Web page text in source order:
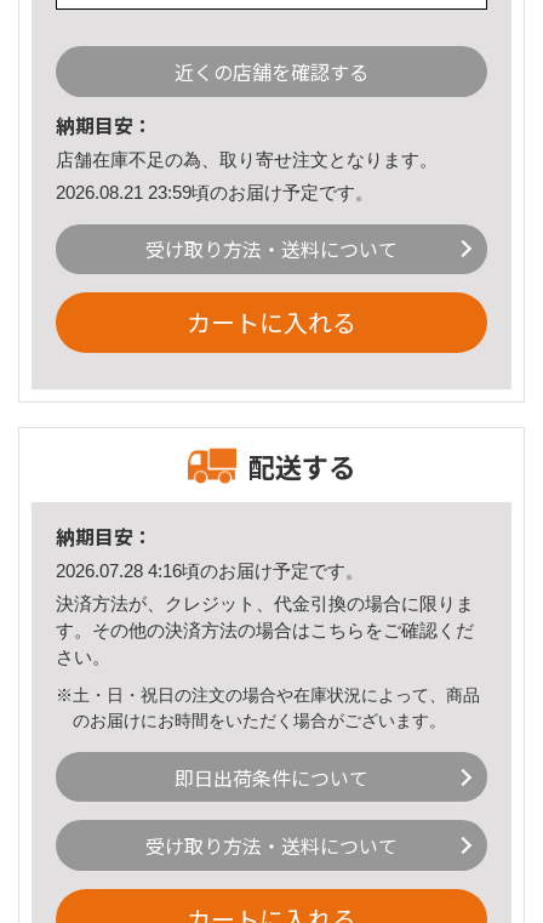
近くの店舗を確認する
納期目安：
店舗在庫不足の為、取り寄せ注文となります。
2026.08.21 23:59頃のお届け予定です。
受け取り方法・送料について
カートに入れる
配送する
納期目安：
2026.07.28 4:16頃のお届け予定です。
決済方法が、クレジット、代金引換の場合に限りま
す。その他の決済方法の場合はこちら をご確認くだ
さい。
※土・日・祝日の注文の場合や在庫状況によって、商品
のお届けにお時間をいただく場合がございます。
即日出荷条件について
受け取り方法・送料について